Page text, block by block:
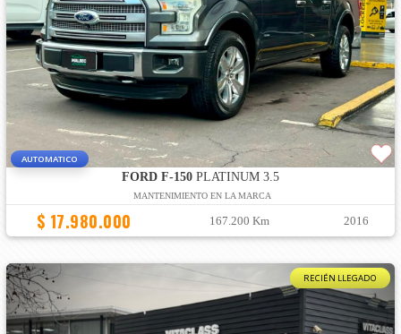
AUTOMATICO
FORD F-150PLATINUM 3.5
MANTENIMIENTO EN LA MARCA
$ 17.980.000 167.200 Km 2016
RECIÉN LLEGADO